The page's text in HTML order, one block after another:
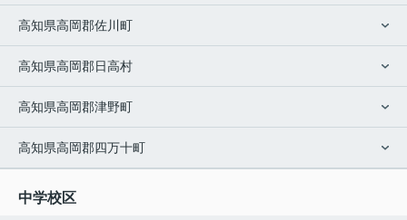
高知県高岡郡佐川町
高知県高岡郡日高村
高知県高岡郡津野町
高知県高岡郡四万十町
中学校区